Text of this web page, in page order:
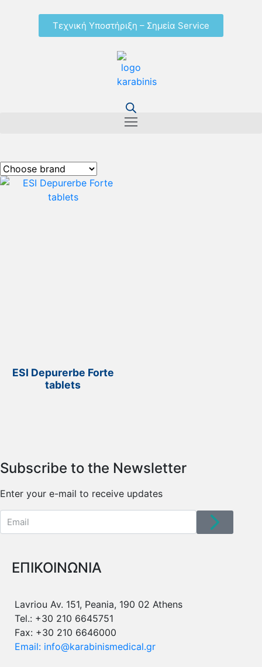
Τεχνική Υποστήριξη – Σημεία Service
ESI Depurerbe Forte
tablets
Subscribe to the Newsletter
Enter your e-mail to receive updates
ΕΠΙΚΟΙΝΩΝΙΑ
Lavriou Av. 151, Peania, 190 02 Athens
Tel.: +30 210 6645751
Fax: +30 210 6646000
Email: info@karabinismedical.gr